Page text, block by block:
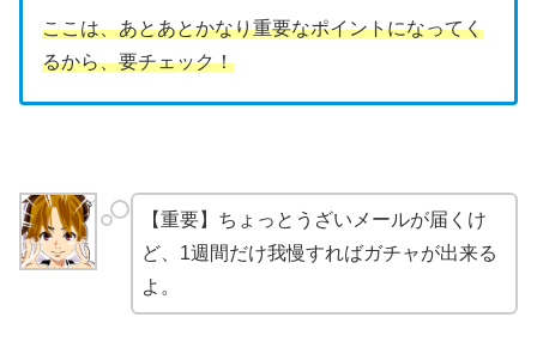
ここは、あとあとかなり重要なポイントになってく
るから、要チェック！
【重要】ちょっとうざいメールが届くけ
ど、1週間だけ我慢すればガチャが出来る
よ。